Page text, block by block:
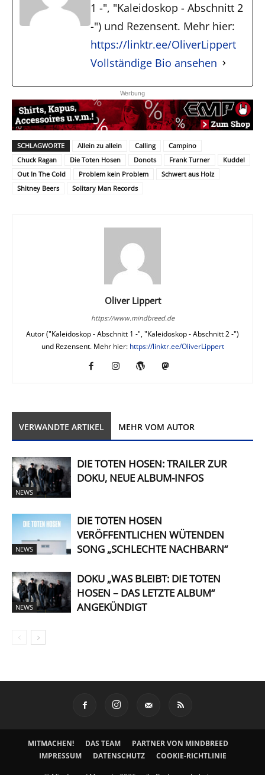
1 -", "Kaleidoskop - Abschnitt 2
-") und Rezensent. Mehr hier:
https://linktr.ee/OliverLippert
Vollständige Bio ansehen
Werbung
SCHLAGWORTE Allein zu allein Calling
Campino
Chuck Ragan
Die Toten Hosen Donots Frank Turner
Kuddel
Out In The Cold
Problem kein Problem
Schwert aus Holz
Shitney Beers
Solitary Man Records
Oliver Lippert
https://www.mindbreed.de
Autor ("Kaleidoskop - Abschnitt 1 -", "Kaleidoskop - Abschnitt 2 -")
und Rezensent. Mehr hier: https://linktr.ee/OliverLippert
VERWANDTE ARTIKEL MEHR VOM AUTOR
NEWS
DIE TOTEN HOSEN: TRAILER ZUR
DOKU, NEUE ALBUM-INFOS
NEWS
DIE TOTEN HOSEN
VERÖFFENTLICHEN WÜTENDEN
SONG „SCHLECHTE NACHBARN“
NEWS
DOKU „WAS BLEIBT: DIE TOTEN
HOSEN – DAS LETZTE ALBUM“
ANGEKÜNDIGT
MITMACHEN! DAS TEAM
PARTNER VON MINDBREED
IMPRESSUM
DATENSCHUTZ COOKIE-RICHTLINIE